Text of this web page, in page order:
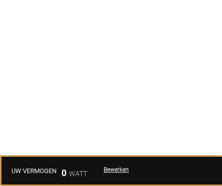
UW VERMOGEN 0 Bewerken